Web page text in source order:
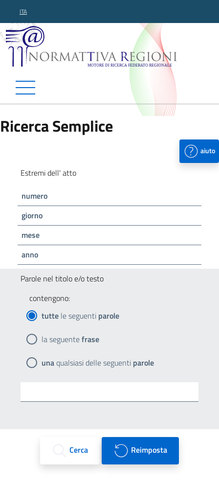
ITA
Normattiva Regioni -
Ricerca Semplice
aiuto
Estremi dell' atto
numero
giorno
mese
anno
Parole nel titolo e/o testo
contengono:
tutte le seguenti parole
la seguentefrase
unaqualsiasi delle seguenti parole
Cerca Reimposta